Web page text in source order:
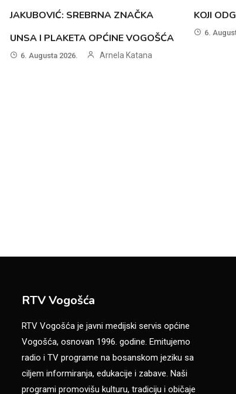
JAKUBOVIĆ: SREBRNA ZNAČKA
UNSA I PLAKETA OPĆINE VOGOŠĆA
6. Augusta 2026. Arnela Katana
KOJI
6.
RTV Vogošća
RTV Vogošća je javni medijski servis općine
Vogošća, osnovan 1996. godine. Emitujemo
radio i TV programe na bosanskom jeziku sa
ciljem informiranja, edukacije i zabave. Naši
programi promovišu kulturu, tradiciju i običaje